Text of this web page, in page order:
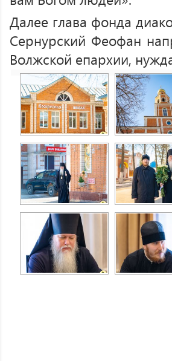
Далее глава фонда
Сернурский Феофан
Волжской епархии,